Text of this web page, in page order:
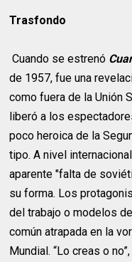
Trasfondo
Cuando se estrenó
de 1957, fue una
como fuera de la Unión
liberó a los
poco heroica de la
tipo. A nivel
aparente "falta de
su forma. Los
del trabajo o modelos
común atrapada en la
Mundial. “Lo creas o